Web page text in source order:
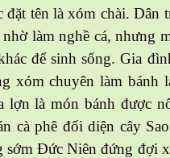
đặt tên là xóm chài. Dân
làm nghề cá, nhưng
để sinh sống. Gia
xóm chuyên làm bánh
lợn là món bánh được
cà phê đối diện cây
sớm Đức Niên đứng đợi